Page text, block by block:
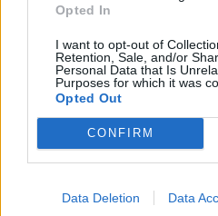
Opted In
I want to opt-out of
Retention, Sale, and/or
Personal Data that Is
Purposes for which it was
Opted Out
CONFIRM
Data Deletion Data
πλανήτη, τρώει αργά και τα
θα φύγουμε πιο ανάλαφροι.